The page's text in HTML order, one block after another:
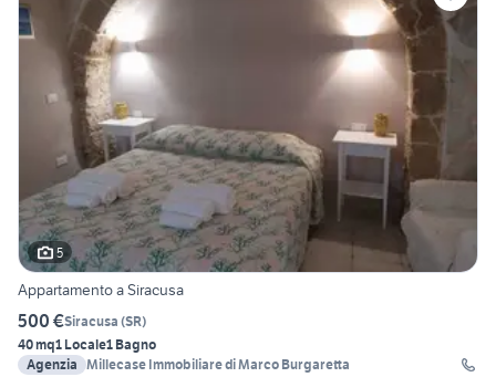
5
Appartamento a Siracusa
500 €Siracusa (SR)
40 mq1 Locale1 Bagno
Agenzia Millecase Immobiliare di Marco Burgaretta